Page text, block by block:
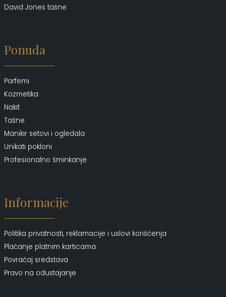
David Jones tašne
Ponuda
Parfemi
Kozmetika
Nakit
Tašne
Manikir setovi i ogledala
Unikati pokloni
Profesionalno šminkanje
Informacije
Politika privatnosti, reklamacije i uslovi korišćenja
Plaćanje platnim karticama
Povraćaj sredstava
Pravo na odustajanje